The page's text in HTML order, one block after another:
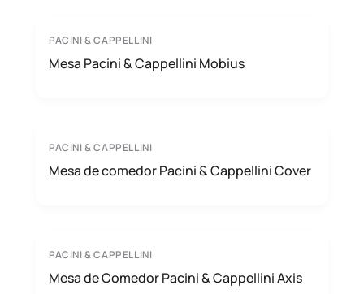
PACINI & CAPPELLINI
Mesa Pacini & Cappellini Mobius
PACINI & CAPPELLINI
Mesa de comedor Pacini & Cappellini Cover
PACINI & CAPPELLINI
Mesa de Comedor Pacini & Cappellini Axis